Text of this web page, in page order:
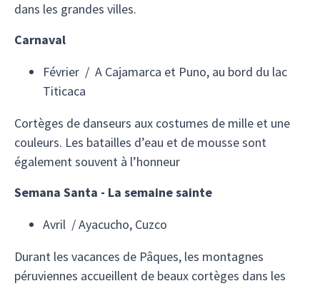
dans les grandes villes.
Carnaval
Février / A Cajamarca et Puno, au bord du lac
Titicaca
Cortèges de danseurs aux costumes de mille et une
couleurs. Les batailles d’eau et de mousse sont
également souvent à l’honneur
Semana Santa - La semaine sainte
Avril / Ayacucho, Cuzco
Durant les vacances de Pâques, les montagnes
péruviennes accueillent de beaux cortèges dans les